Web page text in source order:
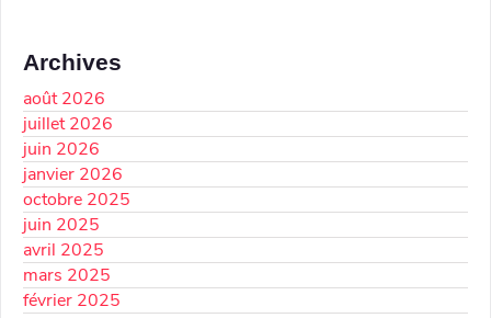
Archives
août 2026
juillet 2026
juin 2026
janvier 2026
octobre 2025
juin 2025
avril 2025
mars 2025
février 2025